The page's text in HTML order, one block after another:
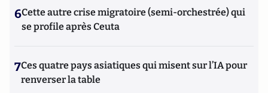
6Cette autre crise migratoire (semi-orchestrée) qui
se profile après Ceuta
7Ces quatre pays asiatiques qui misent sur l’IA pour
renverser la table